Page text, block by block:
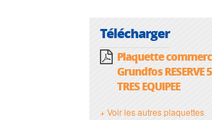
Télécharger
Plaquette
Grundfos RESERVE
TRES EQUIPEE
+ Voir les autres plaquettes